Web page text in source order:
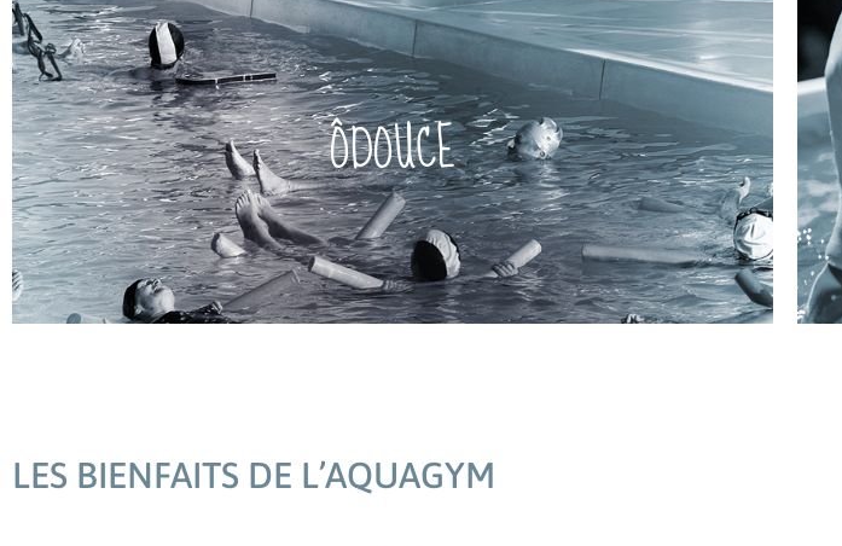
ÔDOUCE
ÔDOUCE
Ressourcez-vous avec ce cours doux, complet et stimulant à base d’exercices
d’étirements, d’équilibres et d’amplitudes articulaires, pour évacuer les tensions du
quotidien tout en renforçant l'ensemble des muscles du corps.
voir le programme
LES BIENFAITS DE L’AQUAGYM